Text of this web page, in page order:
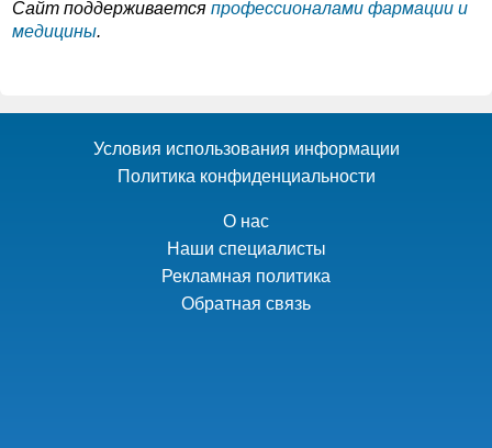
Cайт поддерживается профессионалами фармации и
медицины.
Условия использования информации
Политика конфиденциальности
О нас
Наши специалисты
Рекламная политика
Обратная связь